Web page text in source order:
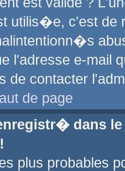
utilis�e, c'est
e-mail
de contacter
de page
dans
plus probables